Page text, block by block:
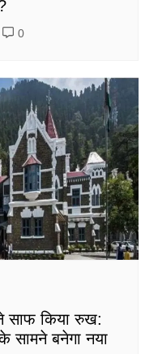
0
ने साफ किया रुख:
के सामने बनेगा नया